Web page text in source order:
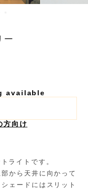
ー
available
方向け
ライトです。
から天井に向かって
ェードにはスリット